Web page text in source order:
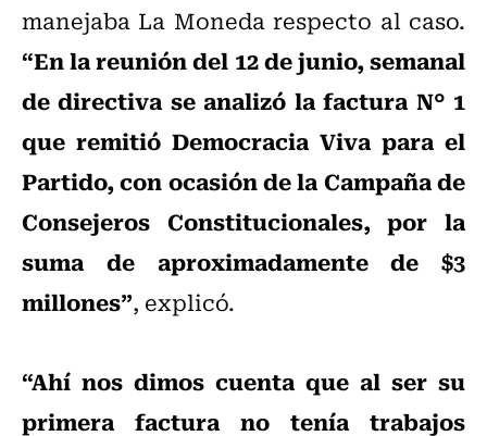
manejaba La Moneda respecto al caso.
“En la reunión del 12 de junio, semanal
de directiva se analizó la factura N° 1
que remitió Democracia Viva para el
Partido, con ocasión de la Campaña de
Consejeros Constitucionales, por la
suma de aproximadamente de $3
millones”, explicó.
“Ahí nos dimos cuenta que al ser su
primera factura no tenía trabajos